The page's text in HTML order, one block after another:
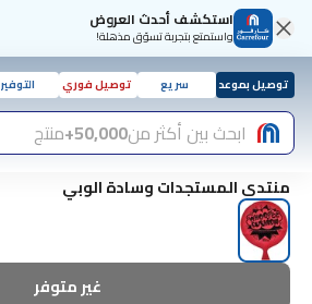
استكشف أحدث العروض
واستمتع بتجربة تسوّق مذهلة!
توصيل بموعد سريع توصيل فوري التوفير
ابحث بين أكثر من50,000+ منتج
منتدى المستجدات وسادة الوبي
غير متوفر